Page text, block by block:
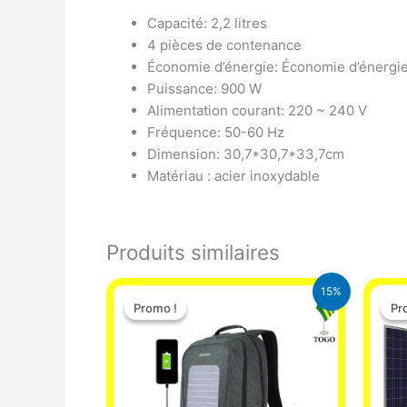
Capacité: 2,2 litres
4 pièces de contenance
Économie d’énergie: Économie
Puissance: 900 W
Alimentation courant: 220 ~ 240 V
Fréquence: 50-60 Hz
Dimension: 30,7*30,7*33,7cm
Matériau : acier inoxydable
Produits similaires
15%
Promo !
Promo !
Le
initial
29.500 CFA.
Le
est :
25.000 CFA.